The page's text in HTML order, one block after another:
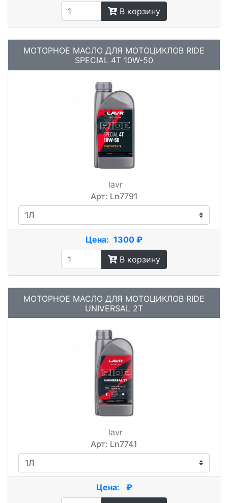
В корзину
МОТОРНОЕ МАСЛО ДЛЯ МОТОЦИКЛОВ RIDE
SPECIAL 4Т 10W-50
lavr
Арт: Ln7791
Цена: 1300 ₽
В корзину
МОТОРНОЕ МАСЛО ДЛЯ МОТОЦИКЛОВ RIDE
UNIVERSAL 2Т
lavr
Арт: Ln7741
Цена:
₽